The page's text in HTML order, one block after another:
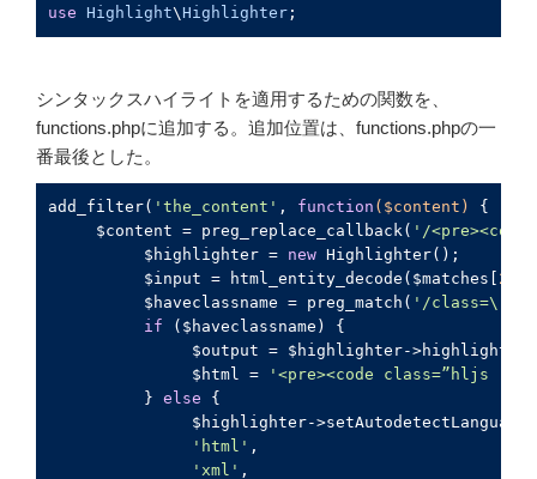
use Highlight\Highlighter ;
シンタックスハイライトを適用するための関数を、
functions.phpに追加する。追加位置は、functions.phpの一
番最後とした。
add_filter( 'the_content' , function ( $content )
{
     $content = preg_replace_callback(
'/
          $highlighter =
new Highlighter();
          $input = html_entity_decode($matches[
2
          $haveclassname = preg_match(
'/
if ($haveclassname) {
$output = $highlighter-
               $html =
'<pre><code class=”hljs '
          }
else {
$highlighter-
'html' ,
'xml' ,